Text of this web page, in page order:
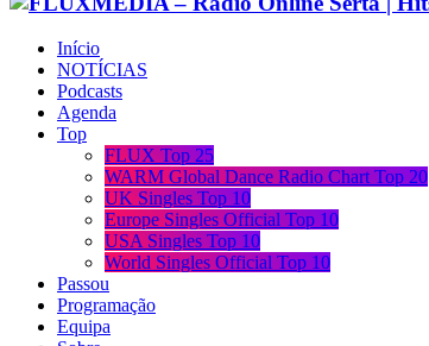
Início
NOTÍCIAS
Podcasts
Agenda
Top
FLUX Top 25
WARM Global Dance Radio Chart Top 20
UK Singles Top 10
Europe Singles Official Top 10
USA Singles Top 10
World Singles Official Top 10
Passou
Programação
Equipa